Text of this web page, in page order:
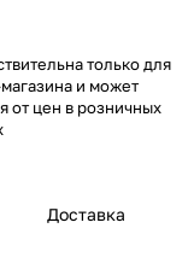
только для
и может
от цен в розничных
Доставка